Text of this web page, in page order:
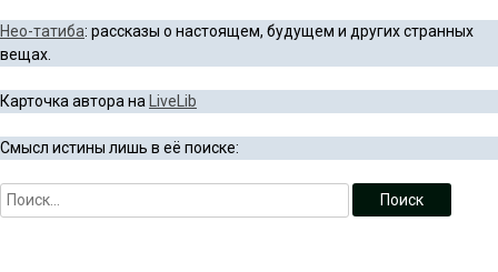
Нео-татиба: рассказы о настоящем, будущем и других странных
вещах.
Карточка автора на LiveLib
Смысл истины лишь в её поиске: